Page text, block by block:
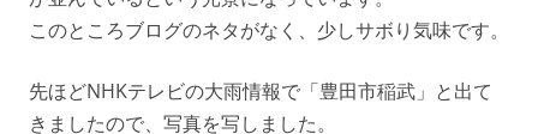
このところブログのネタがなく、少しサボり気味です。
先ほどNHKテレビの大雨情報で「豊田市稲武」と出て
きましたので、写真を写しました。